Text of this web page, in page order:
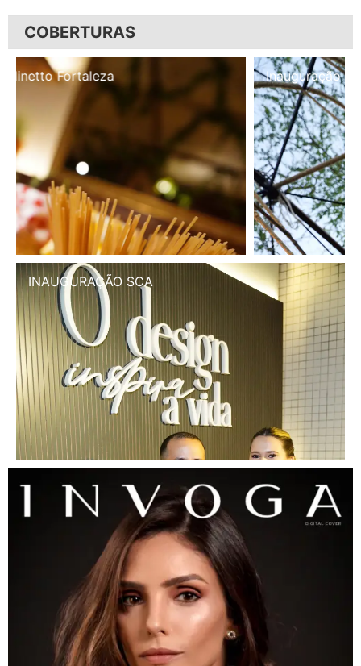
COBERTURAS
Inauguração Illa Café
INAUGURAÇÃO SCA